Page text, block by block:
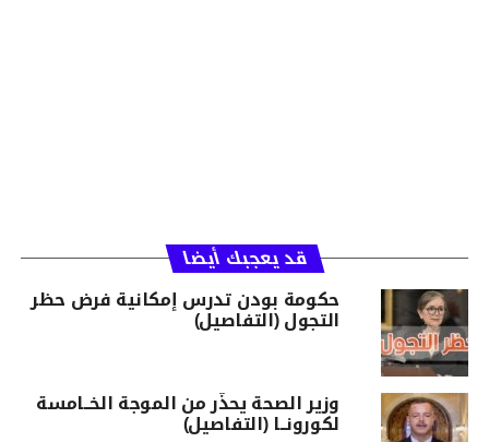
قد يعجبك أيضا
حكومة بودن تدرس إمكانية فرض حظر
التجول (التفاصيل)
وزير الصحة يحذّر من الموجة الخــامسة
لكورونــا (التفاصيل)